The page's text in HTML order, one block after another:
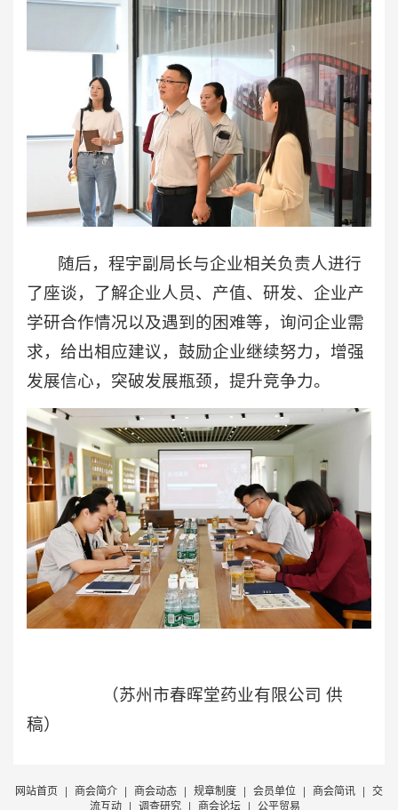
随后，程宇副局长与企业相关负责人进行
了座谈，了解企业人员、产值、研发、企业产
学研合作情况以及遇到的困难等，询问企业需
求，给出相应建议，鼓励企业继续努力，增强
发展信心，突破发展瓶颈，提升竞争力。
（苏州市春晖堂药业有限公司 供
稿）
网站首页 | 商会简介 | 商会动态 | 规章制度 | 会员单位 | 商会简讯 | 交
流互动 | 调查研究 | 商会论坛 | 公平贸易